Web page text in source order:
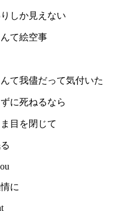
しか見えない
て絵空事
て我儘だって気付いた
に死ねるなら
目を閉じて
に